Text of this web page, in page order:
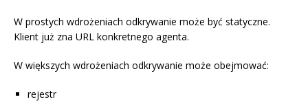
W prostych wdrożeniach odkrywanie może być statyczne.
Klient już zna URL konkretnego agenta.
W większych wdrożeniach odkrywanie może obejmować:
rejestr